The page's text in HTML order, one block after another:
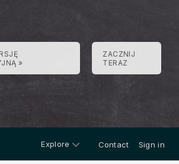
»
ZACZNIJ
TERAZ
Explore Contact Sign in